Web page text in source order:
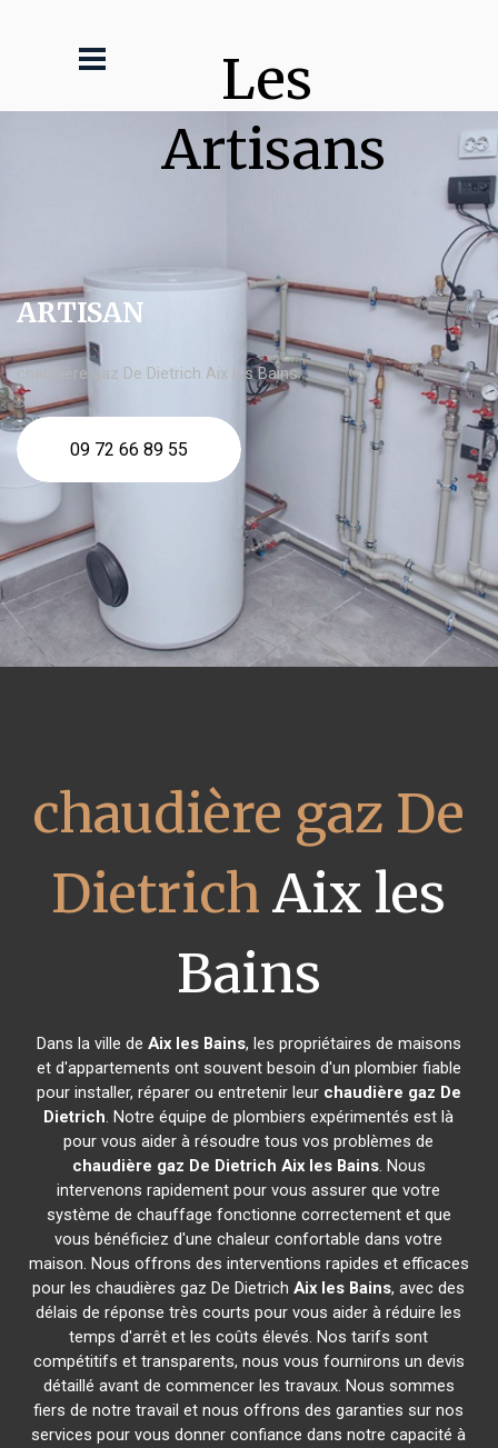
Les
Artisans
ARTISAN
chaudière gaz De Dietrich Aix les Bains
09 72 66 89 55
chaudière gaz De
Dietrich Aix les
Bains
Dans la ville de Aix les Bains, les propriétaires de maisons
et d'appartements ont souvent besoin d'un plombier fiable
pour installer, réparer ou entretenir leur chaudière gaz De
Dietrich. Notre équipe de plombiers expérimentés est là
pour vous aider à résoudre tous vos problèmes de
chaudière gaz De Dietrich Aix les Bains. Nous
intervenons rapidement pour vous assurer que votre
système de chauffage fonctionne correctement et que
vous bénéficiez d'une chaleur confortable dans votre
maison. Nous offrons des interventions rapides et efficaces
pour les chaudières gaz De DietrichAix les Bains, avec des
délais de réponse très courts pour vous aider à réduire les
temps d'arrêt et les coûts élevés. Nos tarifs sont
compétitifs et transparents, nous vous fournirons un devis
détaillé avant de commencer les travaux. Nous sommes
fiers de notre travail et nous offrons des garanties sur nos
services pour vous donner confiance dans notre capacité à